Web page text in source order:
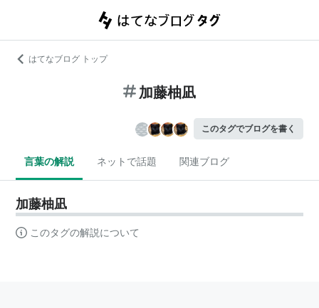
はてなブログ トップ
加藤柚凪
このタグでブログを書く
言葉の解説 ネットで話題 関連ブログ
加藤柚凪
このタグの解説について